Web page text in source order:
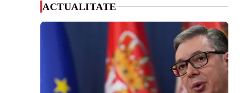
ACTUALITATE